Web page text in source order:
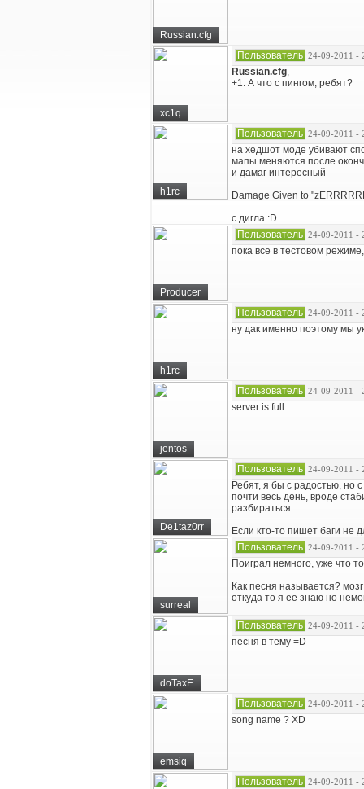
Russian.cfg
xc1q
Пользователь 24-09-2011 -
Russian.cfg,
+1. А что с пингом, ребят?
h1rc
Пользователь 24-09-2011 -
на хедшот моде убивают
мапы меняются после
и дамаг интересный
Damage Given to
с дигла :D
Producer
Пользователь 24-09-2011 -
пока все в тестовом
h1rc
Пользователь 24-09-2011 -
ну дак именно поэтому мы
jentos
Пользователь 24-09-2011 -
server is full
De1taz0rr
Пользователь 24-09-2011 -
Ребят, я бы с радостью, но
почти весь день, вроде
разбираться.
Если кто-то пишет баги не
surreal
Пользователь 24-09-2011 -
Поиграл немного, уже что
Как песня называется?
откуда то я ее знаю но
doTaxE
Пользователь 24-09-2011 -
песня в тему =D
emsiq
Пользователь 24-09-2011 -
song name ? XD
Пользователь 24-09-2011 -